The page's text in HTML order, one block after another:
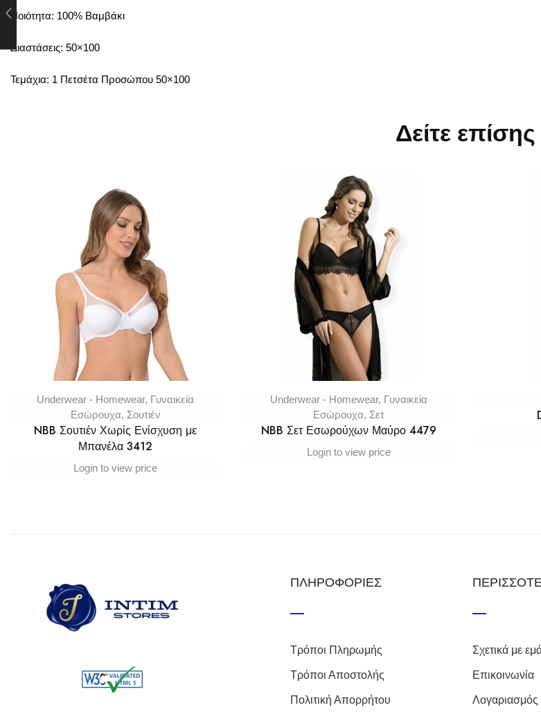
Ποιότητα: 100% Βαμβάκι
Διαστάσεις: 50×100
Τεμάχια: 1 Πετσέτα Προσώπου 50×100
Δείτε επίσης
Underwear - Homewear, Γυναικεία
Εσώρουχα, Σουτιέν
NBB Σουτιέν Χωρίς Ενίσχυση με
Μπανέλα 3412
Login to view price
Underwear - Homewear, Γυναικεία
Εσώρουχα, Σετ
NBB Σετ Εσωρούχων Μαύρο 4479
Login to view price
ΠΛΗΡΟΦΟΡΙΕΣ
Τρόποι Πληρωμής
Τρόποι Αποστολής
Πολιτική Απορρήτου
Σχετικά με
Επικοινωνία
Λογαριασμός